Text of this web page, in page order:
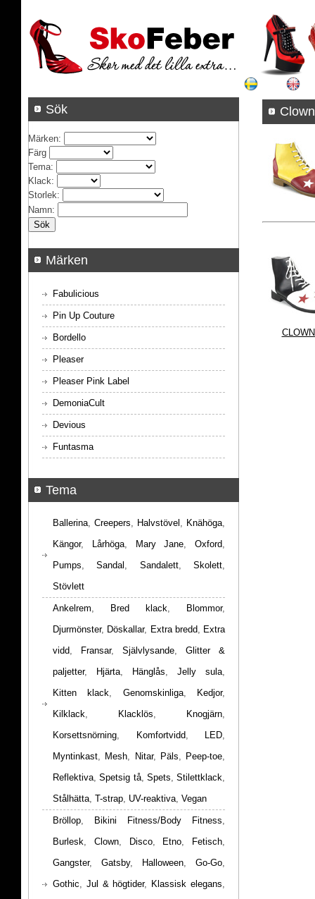
Sök
Märken:
Färg
Tema:
Klack:
Storlek:
Namn:
Märken
Fabulicious
Pin Up Couture
Bordello
Pleaser
Pleaser Pink Label
DemoniaCult
Devious
Funtasma
Tema
Ballerina, Creepers, Halvstövel , Knähöga,
Kängor, Lårhöga, Mary Jane, Oxford,
Pumps,Sandal , Sandalett,Skolett,
Stövlett
Ankelrem, Bred klack, Blommor,
Djurmönster, Döskallar, Extra bredd, Extra
vidd, Fransar, Självlysande, Glitter &
paljetter, Hjärta, Hänglås, Jelly sula,
Kitten klack, Genomskinliga, Kedjor,
Kilklack, Klacklös, Knogjärn,
Korsettsnörning, Komfortvidd, LED,
Myntinkast, Mesh, Nitar, Päls, Peep-toe,
Reflektiva,Spetsig tå, Spets, Stilettklack,
Stålhätta, T-strap, UV-reaktiva, Vegan
Bröllop, Bikini Fitness/Body Fitness,
Burlesk, Clown, Disco, Etno, Fetisch,
Gangster, Gatsby, Halloween, Go-Go,
Gothic, Jul & högtider, Klassisk elegans,